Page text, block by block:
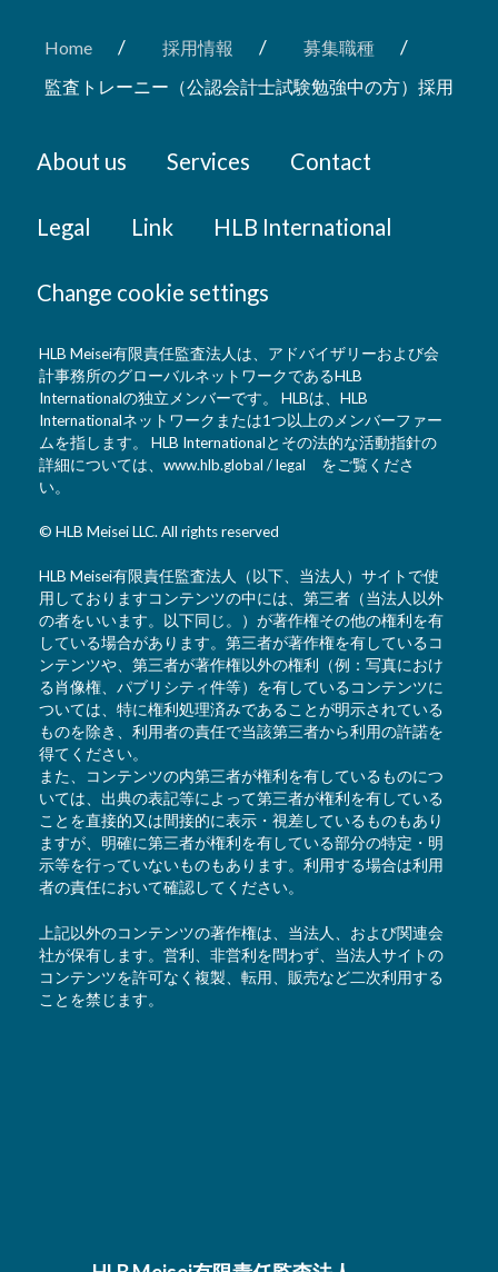
Home / 採用情報 / 募集職種 /
監査トレーニー（公認会計士試験勉強中の方）採用
About us Services Contact
Legal Link HLB International
Change cookie settings
HLB Meisei有限責任監査法人は、アドバイザリーおよび会
計事務所のグローバルネットワークであるHLB
Internationalの独立メンバーです。 HLBは、HLB
Internationalネットワークまたは1つ以上のメンバーファー
ムを指します。 HLB Internationalとその法的な活動指針の
詳細については、 www.hlb.global / legal をご覧くださ
い。
© HLB Meisei LLC. All rights reserved
HLB Meisei有限責任監査法人（以下、当法人）サイトで使
用しておりますコンテンツの中には、第三者（当法人以外
の者をいいます。以下同じ。）が著作権その他の権利を有
している場合があります。第三者が著作権を有しているコ
ンテンツや、第三者が著作権以外の権利（例：写真におけ
る肖像権、パブリシティ件等）を有しているコンテンツに
ついては、特に権利処理済みであることが明示されている
ものを除き、利用者の責任で当該第三者から利用の許諾を
得てください。
また、コンテンツの内第三者が権利を有しているものにつ
いては、出典の表記等によって第三者が権利を有している
ことを直接的又は間接的に表示・視差しているものもあり
ますが、明確に第三者が権利を有している部分の特定・明
示等を行っていないものもあります。利用する場合は利用
者の責任において確認してください。
上記以外のコンテンツの著作権は、当法人、および関連会
社が保有します。営利、非営利を問わず、当法人サイトの
コンテンツを許可なく複製、転用、販売など二次利用する
ことを禁じます。